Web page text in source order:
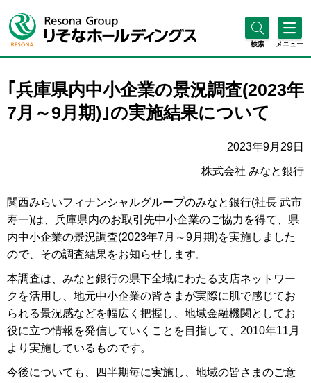
検索 メニュー
｢兵庫県内中小企業の景況調査(2023年
7月～9月期)｣の実施結果について
2023年9月29日
株式会社 みなと銀行
関西みらいフィナンシャルグループのみなと銀行(社長 武市
寿一)は、兵庫県内のお取引先中小企業のご協力を得て、県
内中小企業の景況調査(2023年7月～9月期)を実施しました
ので、その調査結果をお知らせします。
本調査は、みなと銀行の県下全域にわたる支店ネットワー
クを活用し、地元中小企業の皆さまが実際に肌で感じてお
られる景況感などを幅広く把握し、地域金融機関としてお
役に立つ情報を発信していくことを目指して、2010年11月
より実施しているものです。
今後についても、四半期毎に実施し、地域の皆さまのご意